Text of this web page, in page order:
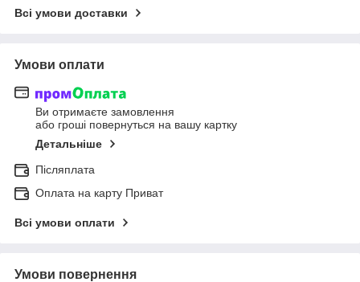
Всі умови доставки
Умови оплати
Ви отримаєте замовлення
або гроші повернуться на вашу картку
Детальніше
Післяплата
Оплата на карту Приват
Всі умови оплати
Умови повернення